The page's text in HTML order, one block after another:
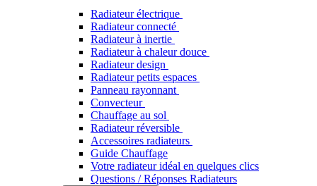
Radiateur électrique
Radiateur connecté
Radiateur à inertie
Radiateur à chaleur douce
Radiateur design
Radiateur petits espaces
Panneau rayonnant
Convecteur
Chauffage au sol
Radiateur réversible
Accessoires radiateurs
Guide Chauffage
Votre radiateur idéal en quelques clics
Questions / Réponses Radiateurs